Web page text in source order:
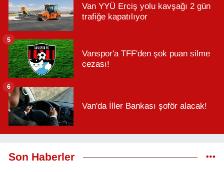
Van YYÜ Erciş yolu kavşağı 2 gün
trafiğe kapatılıyor
Vanspor'a TFF'den şok puan silme
cezası!
5
Van'da İller Bankası şoför alacak!
6
Son Haberler